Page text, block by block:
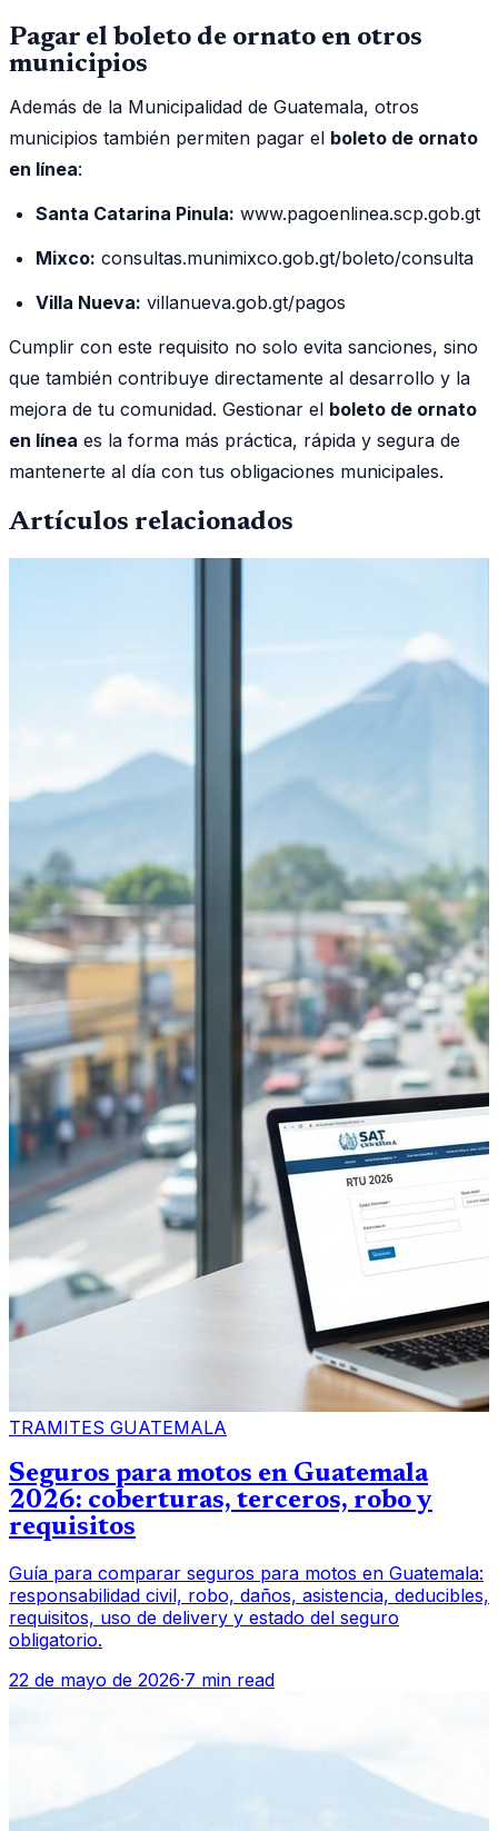
Pagar el boleto de ornato en otros
municipios
Además de la Municipalidad de Guatemala, otros
municipios también permiten pagar el boleto de ornato
en línea:
Santa Catarina Pinula: www.pagoenlinea.scp.gob.gt
Mixco: consultas.munimixco.gob.gt/boleto/consulta
Villa Nueva: villanueva.gob.gt/pagos
Cumplir con este requisito no solo evita sanciones, sino
que también contribuye directamente al desarrollo y la
mejora de tu comunidad. Gestionar el boleto de ornato
en línea es la forma más práctica, rápida y segura de
mantenerte al día con tus obligaciones municipales.
Artículos relacionados
TRAMITES GUATEMALA
Seguros para motos en Guatemala
2026: coberturas, terceros, robo y
requisitos
Guía para comparar seguros para motos en Guatemala:
responsabilidad civil, robo, daños, asistencia, deducibles,
requisitos, uso de delivery y estado del seguro
obligatorio.
22 de mayo de 2026·7 min read